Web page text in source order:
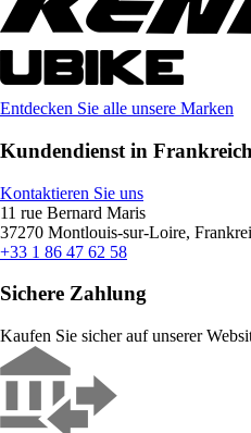
Entdecken Sie alle unsere Marken
Kundendienst in Frankreich
Kontaktieren Sie uns
11 rue Bernard Maris
37270 Montlouis-sur-Loire,
+33 1 86 47 62 58
Sichere Zahlung
Kaufen Sie sicher auf unserer